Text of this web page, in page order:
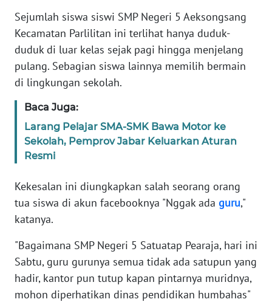
Sejumlah siswa siswi SMP Negeri 5 Aeksongsang
Kecamatan Parlilitan ini terlihat hanya duduk-
duduk di luar kelas sejak pagi hingga menjelang
pulang. Sebagian siswa lainnya memilih bermain
di lingkungan sekolah.
Baca Juga:
Larang Pelajar SMA-SMK Bawa Motor ke
Sekolah, Pemprov Jabar Keluarkan Aturan
Resmi
Kekesalan ini diungkapkan salah seorang orang
tua siswa di akun facebooknya "Nggak ada guru,"
katanya.
"Bagaimana SMP Negeri 5 Satuatap Pearaja, hari ini
Sabtu, guru gurunya semua tidak ada satupun yang
hadir, kantor pun tutup kapan pintarnya muridnya,
mohon diperhatikan dinas pendidikan humbahas"
KONTAK
KAMI
INFO
TENTANG
KAMI
MEDIA
SIBER
KARIR
DISCLAIMER